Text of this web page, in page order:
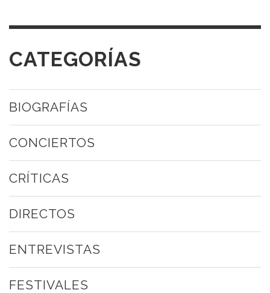
CATEGORÍAS
BIOGRAFÍAS
CONCIERTOS
CRÍTICAS
DIRECTOS
ENTREVISTAS
FESTIVALES